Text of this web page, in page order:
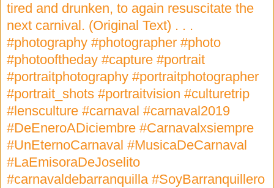
tired and drunken, to again resuscitate the
next carnival. (Original Text) . . .
#photography #photographer #photo
#photooftheday #capture #portrait
#portraitphotography #portraitphotographer
#portrait_shots #portraitvision #culturetrip
#lensculture #carnaval #carnaval2019
#DeEneroADiciembre #Carnavalxsiempre
#UnEternoCarnaval #MusicaDeCarnaval
#LaEmisoraDeJoselito
#carnavaldebarranquilla #SoyBarranquillero